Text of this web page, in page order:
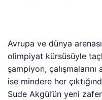
Avrupa ve dünya
olimpiyat kürsüsüyle
şampiyon,
ise mindere her
Sude Akgül’ün yeni